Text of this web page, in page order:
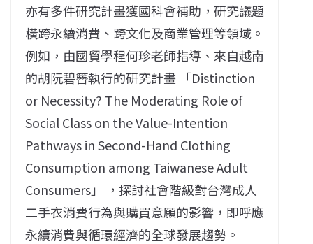
亦有多件研究計畫獲國科會補助，研究議題
橫跨永續消費、跨文化及商業管理等領域。
例如，由國貿學程何珍老師指導、來自越南
的胡阮碧簪執行的研究計畫 「Distinction
or Necessity? The Moderating Role of
Social Class on the Value-Intention
Pathways in Second-Hand Clothing
Consumption among Taiwanese Adult
Consumers」 ，探討社會階級對台灣成人
二手衣消費行為與購買意願的影響，即呼應
永續消費與循環經濟的全球發展趨勢。